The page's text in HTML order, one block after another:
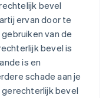
bevel
ervan door te
van de
bevel is
is en
schade aan je
bevel